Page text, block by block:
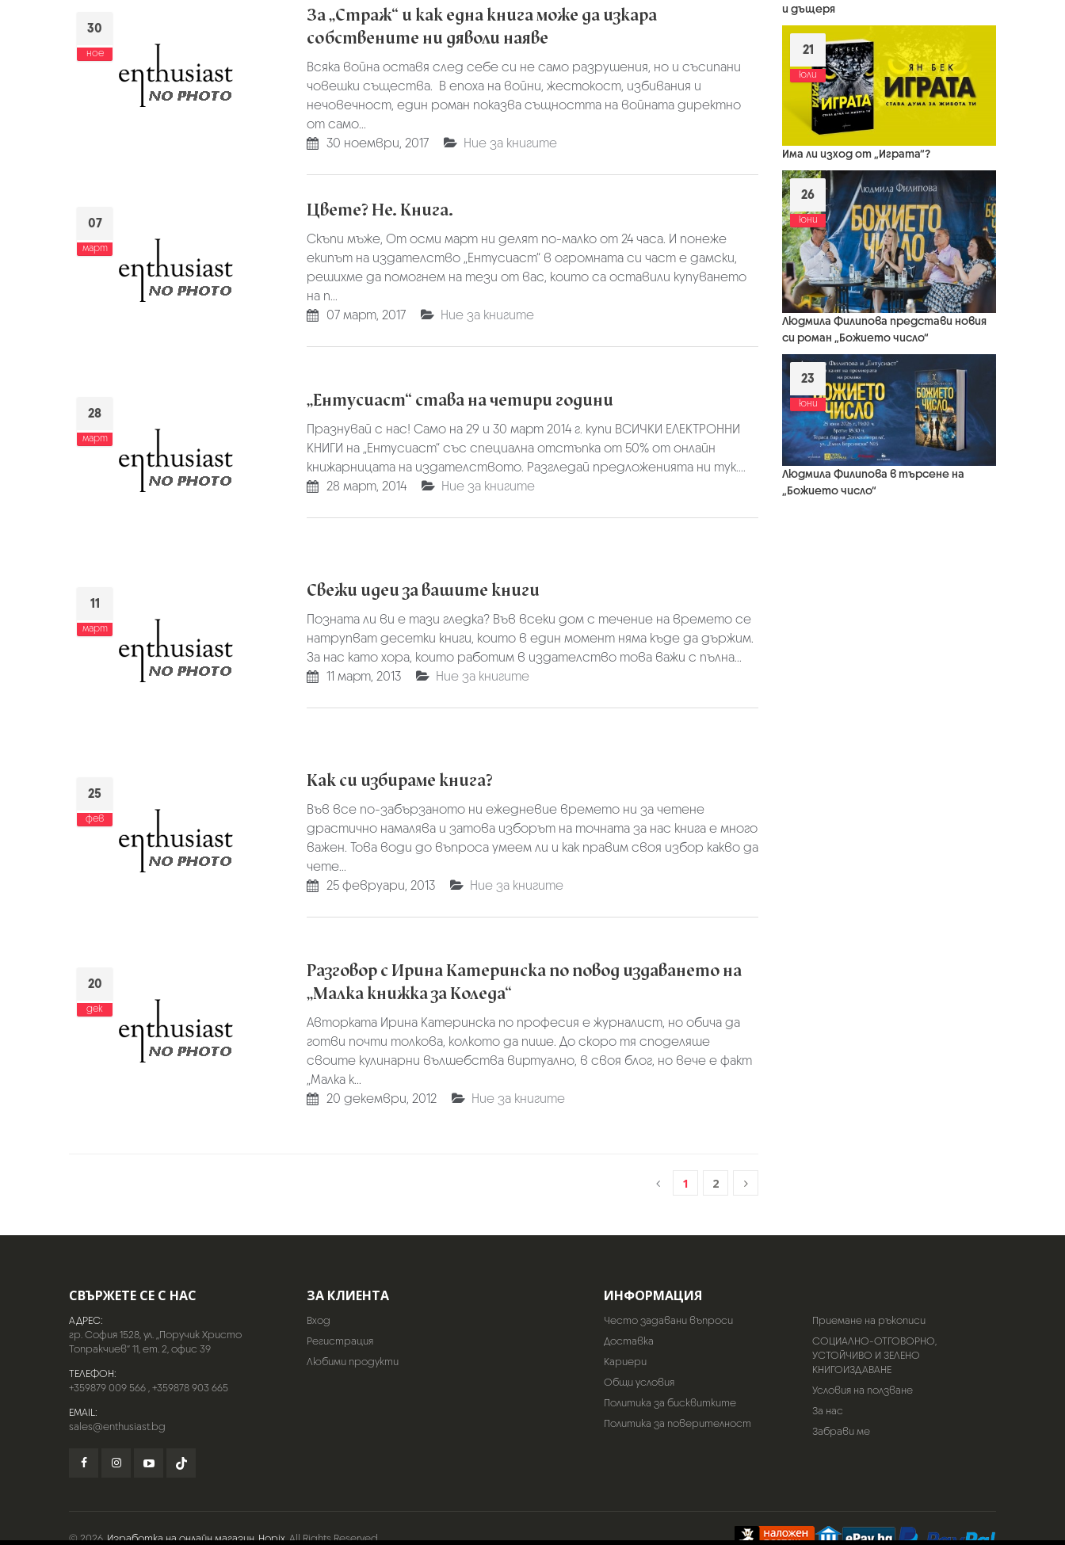
30
ное
За „Страж“ и как една книга може да изкара
собствените ни дяволи наяве
Всяка война оставя след себе си не само разрушения, но и съсипани
човешки същества. В епоха на войни, жестокост, избивания и
нечовечност, един роман показва същността на войната директно
от само...
30 ноември, 2017
Ние за книгите
07
март
Цвете? Не. Книга.
Скъпи мъже, От осми март ни делят по-малко от 24 часа. И понеже
екипът на издателство „Ентусиаст“ в огромната си част е дамски,
решихме да помогнем на тези от вас, които са оставили купуването
на п...
07 март, 2017
Ние за книгите
28
март
„Ентусиаст“ става на четири години
Празнувай с нас! Само на 29 и 30 март 2014 г. купи ВСИЧКИ ЕЛЕКТРОННИ
КНИГИ на „Ентусиаст“ със специална отстъпка от 50% от онлайн
книжарницата на издателството. Разгледай предложенията ни тук....
28 март, 2014
Ние за книгите
11
март
Свежи идеи за вашите книги
Позната ли ви е тази гледка? Във всеки дом с течение на времето се
натрупват десетки книги, които в един момент няма къде да държим.
За нас като хора, които работим в издателство това важи с пълна...
11 март, 2013
Ние за книгите
25
фев
Как си избираме книга?
Във все по-забързаното ни ежедневие времето ни за четене
драстично намалява и затова изборът на точната за нас книга е много
важен. Това води до въпроса умеем ли и как правим своя избор какво да
чете...
25 февруари, 2013
Ние за книгите
20
дек
Разговор с Ирина Катеринска по повод издаването на
„Малка книжка за Коледа“
Авторката Ирина Катеринска по професия е журналист, но обича да
готви почти толкова, колкото да пише. До скоро тя споделяше
своите кулинарни вълшебства виртуално, в своя блог, но вече е факт
„Малка к...
20 декември, 2012
Ние за книгите
1 2
и дъщеря
21
юли
Има ли изход от „Играта“?
26
юни
Людмила Филипова представи новия
си роман „Божието число“
23
юни
Людмила Филипова в търсене на
„Божието число“
СВЪРЖЕТЕ СЕ С НАС
АДРЕС:
гр. София 1528, ул. „Поручик Христо
Топракчиев“ 11, ет. 2, офис 39
ТЕЛЕФОН:
+359879 009 566,+359878 903 665
EMAIL:
sales@enthusiast.bg
ЗА КЛИЕНТА
Вход
Регистрация
Любими продукти
ИНФОРМАЦИЯ
Често задавани въпроси
Доставка
Кариери
Общи условия
Политика за бисквитките
Политика за поверителност
Приемане на ръкописи
СОЦИАЛНО-ОТГОВОРНО,
УСТОЙЧИВО И ЗЕЛЕНО
КНИГОИЗДАВАНЕ
Условия на ползване
За нас
Забрави ме
© 2026 Изработка на онлайн магазин Hopix. All Rights Reserved.